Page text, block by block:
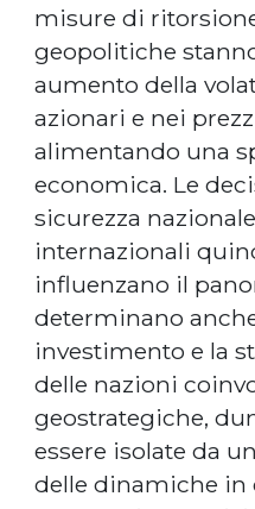
misure di
geopolitiche
aumento della
azionari e nei
alimentando una
economica. Le
sicurezza
internazionali
influenzano il
determinano
investimento e la
delle nazioni
geostrategiche,
essere isolate da
delle dinamiche in